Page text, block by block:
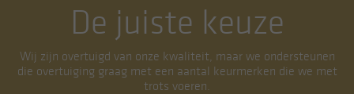
De juiste keuze
Wij zijn overtuigd van onze kwaliteit, maar we ondersteunen
die overtuiging graag met een aantal keurmerken die we met
trots voeren.